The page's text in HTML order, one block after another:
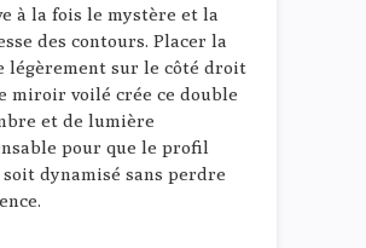
à la fois le mystère et la
des contours. Placer la
légèrement sur le côté droit
miroir voilé crée ce double
et de lumière
pour que le profil
soit dynamisé sans perdre